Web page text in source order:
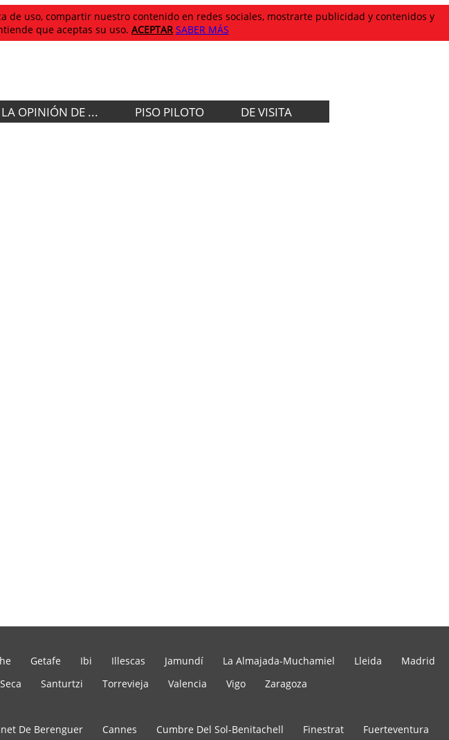
uso, compartir nuestro contenido en redes sociales, mostrarte publicidad y contenidos y
que aceptas su uso. ACEPTAR SABER MÁS
LA OPINIÓN DE ... PISO PILOTO DE VISITA
Getafe Ibi Illescas Jamundí La Almajada-Muchamiel Lleida
Madrid
Santurtzi Torrevieja Valencia Vigo Zaragoza
De Berenguer Cannes Cumbre Del Sol-Benitachell Finestrat
Fuerteventura